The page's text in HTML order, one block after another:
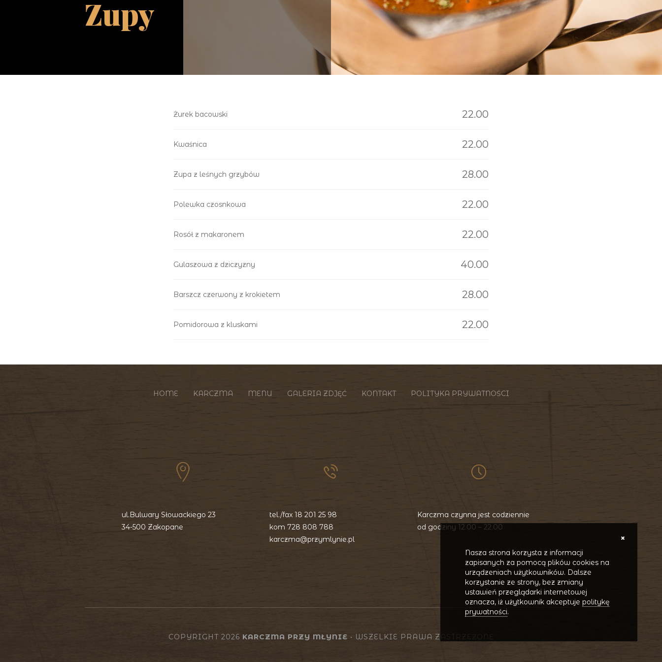
Zupy
Żurek bacowski 22.00
Kwaśnica 22.00
Zupa z leśnych grzybów 28.00
Polewka czosnkowa 22.00
Rosół z makaronem 22.00
Gulaszowa z dziczyzny 40.00
Barszcz czerwony z krokietem 28.00
Pomidorowa z kluskami 22.00
HOME KARCZMA MENU GALERIA ZDJĘĆ KONTAKT POLITYKA PRYWATNOŚCI
ul.Bulwary Słowackiego 23
34-500 Zakopane
tel./fax 18 201 25 98
kom 728 808 788
karczma@przymlynie.pl
Karczma czynna jest codziennie
od godziny 12.00 – 22.00
COPYRIGHT 2026 KARCZMA PRZY MŁYNIE • WSZELKIE PRAWA ZASTRZEŻONE
Nasza strona korzysta z informacji
zapisanych za pomocą plików cookies na
urządzeniach użytkowników. Dalsze
korzystanie ze strony, bez zmiany
ustawień przeglądarki internetowej
oznacza, iż użytkownik akceptuje politykę
prywatności.